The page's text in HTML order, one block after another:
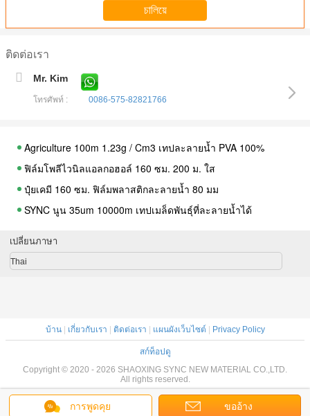
ติดต่อเรา
Mr. Kim
โทรศัพท์ : 0086-575-82821766
Agriculture 100m 1.23g / Cm3 เทปละลายน้ำ PVA 100%
ฟิล์มโพลีไวนิลแอลกอฮอล์ 160 ซม. 200 ม. ใส
ปุ๋ยเคมี 160 ซม. ฟิล์มพลาสติกละลายน้ำ 80 มม
SYNC นูน 35um 10000m เทปเมล็ดพันธุ์ที่ละลายน้ำได้
PVA 40 ไมครอนบรรจุภัณฑ์ฟิล์มละลายน้ำ 160 ซม
ฟิล์มละลายน้ำ PVA 40um 80 ไมครอนสำหรับบรรจุภัณฑ์
PVA ละลายน้ำได้ 45um 90degree Anti Laser Embroidery Film
วัสดุกันโคลง PVA 160 ซม. 100% สำหรับงานปัก
โพลีไวนิลแอลกอฮอล์ 16g 100degree เย็บปักถักร้อยนุ่มสำรอง
ฟิล์มเย็บปักถักร้อยต่อต้านเลเซอร์ที่ละลายน้ำได้ 16g 120GSM
การพูดคุย ขออ้าง
เปลี่ยนภาษา
Thai
บ้าน| เกี่ยวกับเรา | ติดต่อเรา | แผนผังเว็บไซต์ | Privacy Policy
สก์ท็อปดู
Copyright © 2020 - 2026 SHAOXING SYNC NEW MATERIAL CO.,LTD.
All rights reserved.